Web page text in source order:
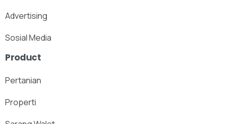
Advertising
Sosial Media
Product
Pertanian
Properti